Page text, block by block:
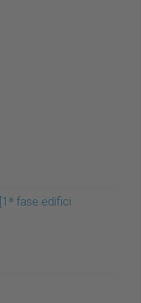
fase edifici